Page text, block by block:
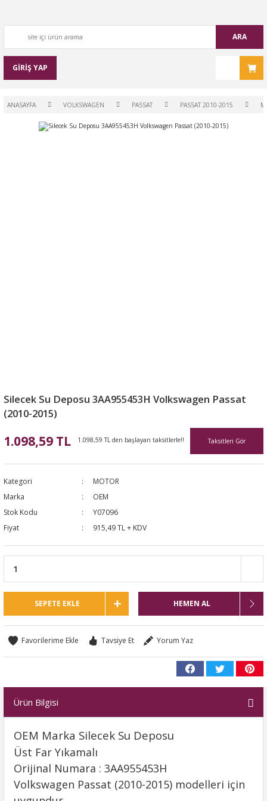
ARA
GİRİŞ YAP
ANASAYFA VOLKSWAGEN PASSAT PASSAT 2010-2015
Silecek Su Deposu 3AA955453H Volkswagen Passat
(2010-2015)
1.098,59 TL 1.098,59 TL den başlayan taksitlerle!! Taksitleri Gör
Kategori
MOTOR
Marka
OEM
Stok Kodu
Y07096
Fiyat
915,49 TL + KDV
SEPETE EKLE HEMEN AL
Tavsiye Et Yorum Yaz
Ürün Bilgisi
OEM Marka Silecek Su Deposu
Üst Far Yıkamalı
Orijinal Numara : 3AA955453H
Volkswagen Passat (2010-2015) modelleri için